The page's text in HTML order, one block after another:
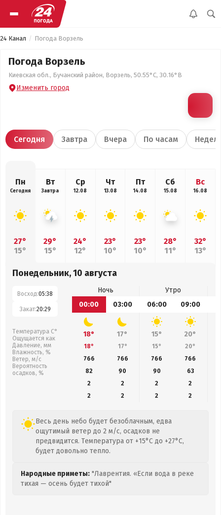
24 Канал Погода Ворзель
Погода Ворзель
Киевская обл., Бучанский район, Ворзель, 50.55°С, 30.16°В
Изменить город
Сегодня Завтра Вчера По часам
Пн
Сегодня
27°
15°
Вт
Завтра
29°
15°
Ср
12.08
24°
12°
Чт
13.08
23°
10°
Пт
14.08
23°
10°
Сб
15.08
28°
11°
Вс
16.08
32°
13°
Понедельник, 10 августа
Восход:05:38
Закат:20:29
Температура С°
Ощущается как
Давление, мм
Влажность, %
Ветер, м/с
Вероятность
осадков, %
Ночь
Утро
00:00
03:00 06:00 09:00
18° 17° 15° 20°
18° 17° 15° 20°
766
766 766 766
82
90 90 63
2
2 2
2
2
2 2 2
Весь день небо будет безоблачным, едва
ощутимый ветер до 2 м/с, осадков не
предвидится. Температура от +15°C до +27°C,
будет довольно тепло.
Народные приметы: "Лаврентия. «Если вода в реке
тихая — осень будет тихой"